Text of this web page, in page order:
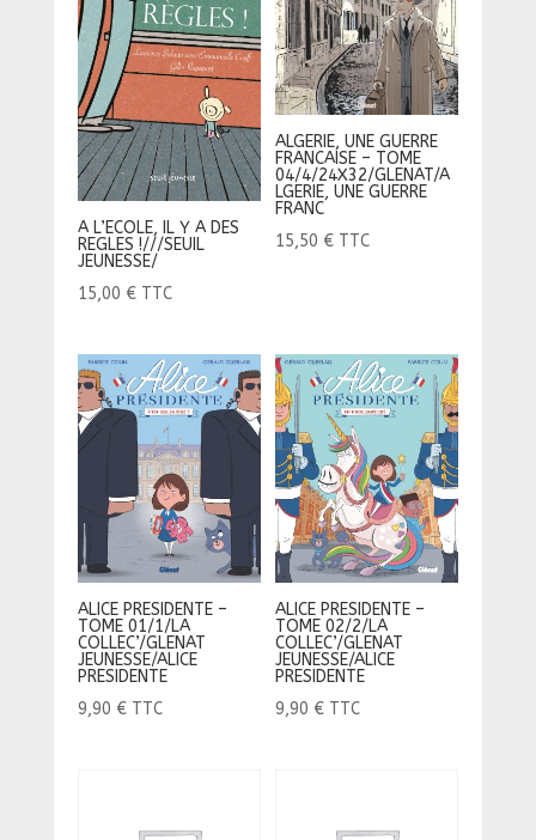
A L’ECOLE, IL Y A DES
REGLES !///SEUIL
JEUNESSE/
15,00 € TTC
ALGERIE, UNE GUERRE
FRANCAISE – TOME
04/4/24X32/GLENAT/A
LGERIE, UNE GUERRE
FRANC
15,50 € TTC
ALICE PRESIDENTE –
TOME 01/1/LA
COLLEC’/GLENAT
JEUNESSE/ALICE
PRESIDENTE
9,90 € TTC
ALICE PRESIDENTE –
TOME 02/2/LA
COLLEC’/GLENAT
JEUNESSE/ALICE
PRESIDENTE
9,90 € TTC